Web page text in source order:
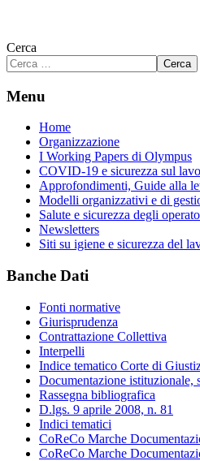
Cerca
Cerca
Menu
Home
Organizzazione
I Working Papers di Olympus
COVID-19 e sicurezza sul
Approfondimenti, Guide alla
Modelli organizzativi e di
Salute e sicurezza degli
Newsletters
Siti su igiene e sicurezza del
Banche Dati
Fonti normative
Giurisprudenza
Contrattazione Collettiva
Interpelli
Indice tematico Corte di
Documentazione istituzionale,
Rassegna bibliografica
D.lgs. 9 aprile 2008, n. 81
Indici tematici
CoReCo Marche
CoReCo Marche